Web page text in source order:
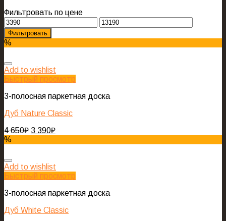
Фильтровать по цене
Фильтровать
%
Add to wishlist
Быстрый просмотр
3-полосная паркетная доска
Дуб Nature Classic
4 650₽ 3 390₽
%
Add to wishlist
Быстрый просмотр
3-полосная паркетная доска
Дуб White Classic